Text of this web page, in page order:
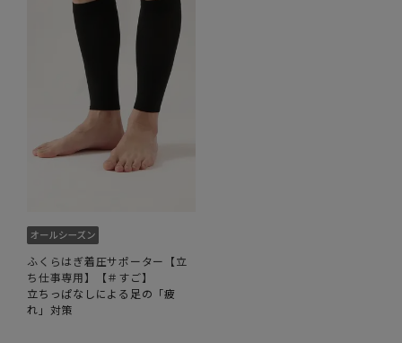
ふくらはぎ着圧サポーター【立
ち仕事専用】【＃すご】
立ちっぱなしによる足の「疲
れ」対策